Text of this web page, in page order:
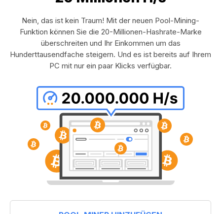
Nein, das ist kein Traum! Mit der neuen Pool-Mining-
Funktion können Sie die 20-Millionen-Hashrate-Marke
überschreiten und Ihr Einkommen um das
Hunderttausendfache steigern. Und es ist bereits auf Ihrem
PC mit nur ein paar Klicks verfügbar.